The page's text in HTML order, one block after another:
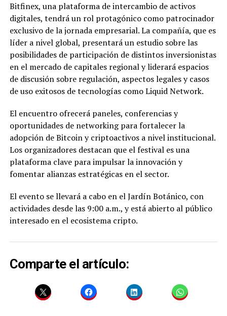
Bitfinex, una plataforma de intercambio de activos
digitales, tendrá un rol protagónico como patrocinador
exclusivo de la jornada empresarial. La compañía, que es
líder a nivel global, presentará un estudio sobre las
posibilidades de participación de distintos inversionistas
en el mercado de capitales regional y liderará espacios
de discusión sobre regulación, aspectos legales y casos
de uso exitosos de tecnologías como Liquid Network.
El encuentro ofrecerá paneles, conferencias y
oportunidades de networking para fortalecer la
adopción de Bitcoin y criptoactivos a nivel institucional.
Los organizadores destacan que el festival es una
plataforma clave para impulsar la innovación y
fomentar alianzas estratégicas en el sector.
El evento se llevará a cabo en el Jardín Botánico, con
actividades desde las 9:00 a.m., y está abierto al público
interesado en el ecosistema cripto.
Comparte el artículo: